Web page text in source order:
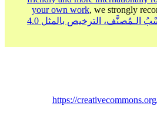
your own work, we strongly
Deed - نَسْبُ الـمُصنَّف، الترخيص بالمثل 4.0
https://